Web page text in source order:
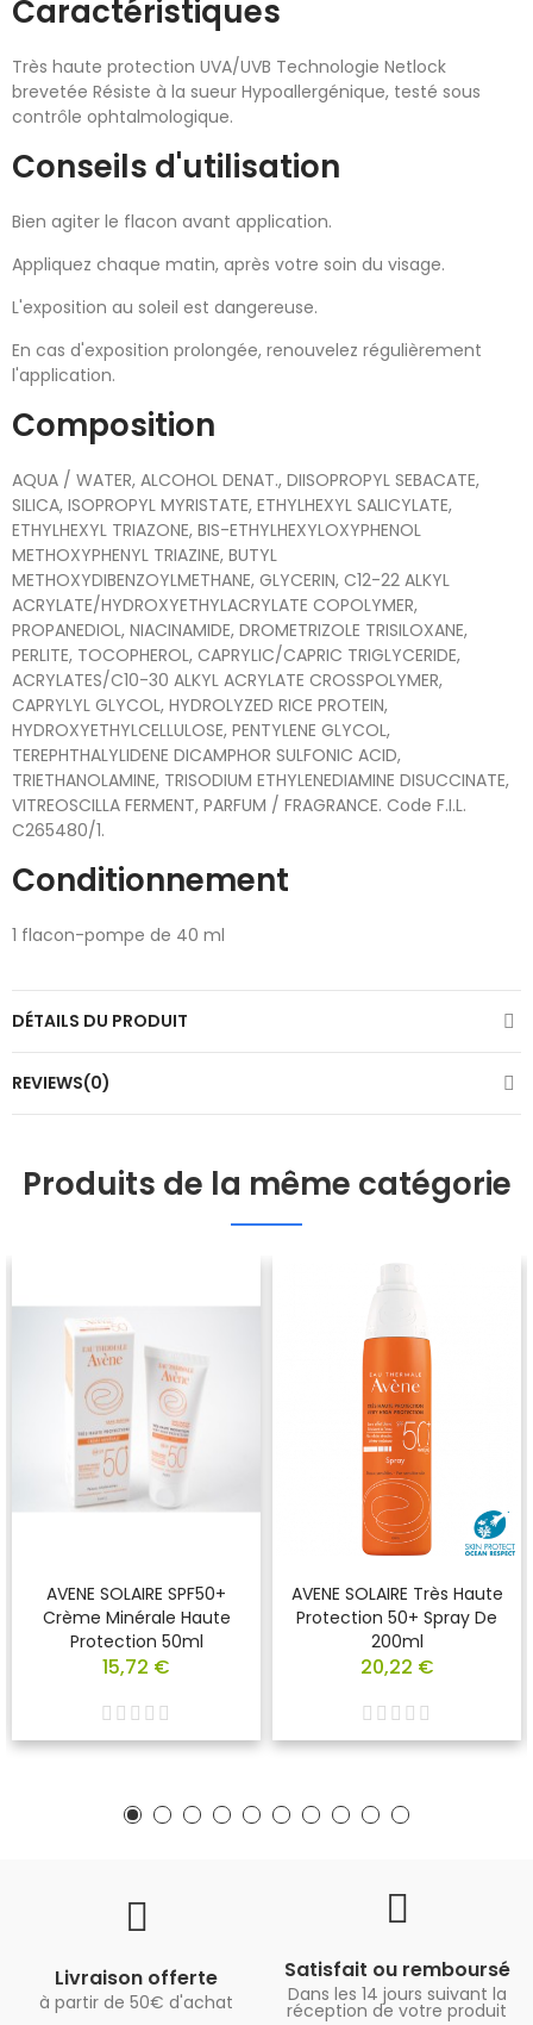
Caractéristiques
Très haute protection UVA/UVB Technologie Netlock
brevetée Résiste à la sueur Hypoallergénique, testé sous
contrôle ophtalmologique.
Conseils d'utilisation
Bien agiter le flacon avant application.
Appliquez chaque matin, après votre soin du visage.
L'exposition au soleil est dangereuse.
En cas d'exposition prolongée, renouvelez régulièrement
l'application.
Composition
AQUA / WATER, ALCOHOL DENAT., DIISOPROPYL SEBACATE,
SILICA, ISOPROPYL MYRISTATE, ETHYLHEXYL SALICYLATE,
ETHYLHEXYL TRIAZONE, BIS-ETHYLHEXYLOXYPHENOL
METHOXYPHENYL TRIAZINE, BUTYL
METHOXYDIBENZOYLMETHANE, GLYCERIN, C12-22 ALKYL
ACRYLATE/HYDROXYETHYLACRYLATE COPOLYMER,
PROPANEDIOL, NIACINAMIDE, DROMETRIZOLE TRISILOXANE,
PERLITE, TOCOPHEROL, CAPRYLIC/CAPRIC TRIGLYCERIDE,
ACRYLATES/C10-30 ALKYL ACRYLATE CROSSPOLYMER,
CAPRYLYL GLYCOL, HYDROLYZED RICE PROTEIN,
HYDROXYETHYLCELLULOSE, PENTYLENE GLYCOL,
TEREPHTHALYLIDENE DICAMPHOR SULFONIC ACID,
TRIETHANOLAMINE, TRISODIUM ETHYLENEDIAMINE DISUCCINATE,
VITREOSCILLA FERMENT, PARFUM / FRAGRANCE. Code F.I.L.
C265480/1.
Conditionnement
1 flacon-pompe de 40 ml
DÉTAILS DU PRODUIT
REVIEWS(0)
Produits de la même catégorie
AVENE SOLAIRE SPF50+
Crème Minérale Haute
Protection 50ml
15,72 €
AVENE SOLAIRE Très Haute
Protection 50+ Spray De
200ml
20,22 €
Livraison offerte
à partir de 50€ d'achat
Satisfait ou remboursé
Dans les 14 jours suivant la
réception de votre produit